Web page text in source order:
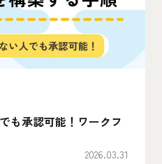
も承認可能！ワークフ
2026.03.31